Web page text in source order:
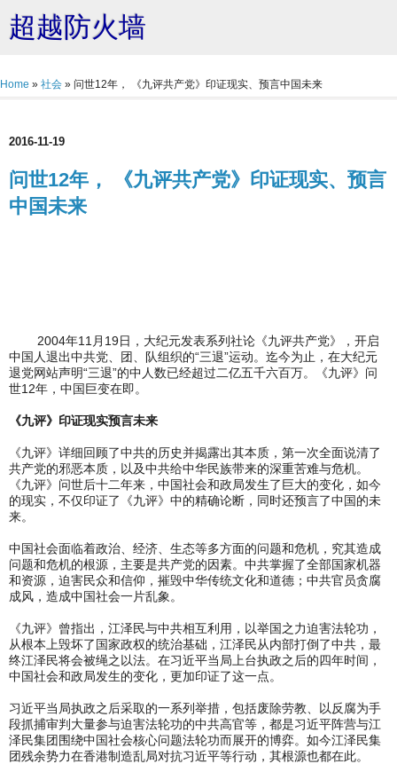
超越防火墙
Home » 社会 » 问世12年， 《九评共产党》印证现实、预言中国未来
2016-11-19
问世12年， 《九评共产党》印证现实、预言
中国未来
2004年11月19日，大纪元发表系列社论《九评共产党》，开启
中国人退出中共党、团、队组织的“三退”运动。迄今为止，在大纪元
退党网站声明“三退”的中人数已经超过二亿五千六百万。《九评》问
世12年，中国巨变在即。
《九评》印证现实预言未来
《九评》详细回顾了中共的历史并揭露出其本质，第一次全面说清了
共产党的邪恶本质，以及中共给中华民族带来的深重苦难与危机。
《九评》问世后十二年来，中国社会和政局发生了巨大的变化，如今
的现实，不仅印证了《九评》中的精确论断，同时还预言了中国的未
来。
中国社会面临着政治、经济、生态等多方面的问题和危机，究其造成
问题和危机的根源，主要是共产党的因素。中共掌握了全部国家机器
和资源，迫害民众和信仰，摧毁中华传统文化和道德；中共官员贪腐
成风，造成中国社会一片乱象。
《九评》曾指出，江泽民与中共相互利用，以举国之力迫害法轮功，
从根本上毁坏了国家政权的统治基础，江泽民从内部打倒了中共，最
终江泽民将会被绳之以法。在习近平当局上台执政之后的四年时间，
中国社会和政局发生的变化，更加印证了这一点。
习近平当局执政之后采取的一系列举措，包括废除劳教、以反腐为手
段抓捕审判大量参与迫害法轮功的中共高官等，都是习近平阵营与江
泽民集团围绕中国社会核心问题法轮功而展开的博弈。如今江泽民集
团残余势力在香港制造乱局对抗习近平等行动，其根源也都在此。